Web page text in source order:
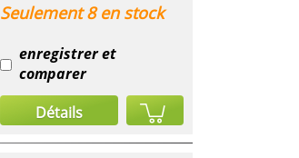
Seulement 8 en stock
enregistrer et
comparer
Détails